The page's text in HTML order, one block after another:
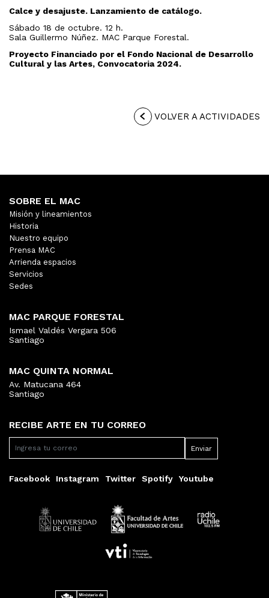
Calce y desajuste. Lanzamiento de catálogo.
Sábado 18 de octubre. 12 h.
Sala Guillermo Núñez. MAC Parque Forestal.
Proyecto Financiado por el Fondo Nacional de Desarrollo
Cultural y las Artes, Convocatoria 2024.
VOLVER A ACTIVIDADES
RECIBE ARTE EN TU CORREO
Facebook Instagram Twitter Spotify Youtube
SOBRE EL MAC
Misión y lineamientos
Historia
Nuestro equipo
Prensa MAC
Arrienda espacios
Servicios
Sedes
MAC PARQUE FORESTAL
Ismael Valdés Vergara 506
Santiago
MAC QUINTA NORMAL
Av. Matucana 464
Santiago